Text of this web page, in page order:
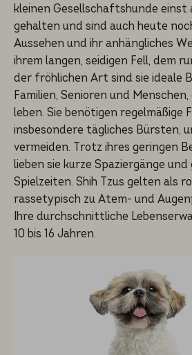
kleinen Gesellschaftshunde einst
gehalten und sind auch heute
Aussehen und ihr anhängliches
ihrem langen, seidigen Fell, dem
der fröhlichen Art sind sie ideale
Familien, Senioren und
leben. Sie benötigen regelmäßige
insbesondere tägliches Bürsten,
vermeiden. Trotz ihres geringen
lieben sie kurze Spaziergänge und
Spielzeiten. Shih Tzus gelten als
rassetypisch zu Atem- und
Ihre durchschnittliche
10 bis 16 Jahren.